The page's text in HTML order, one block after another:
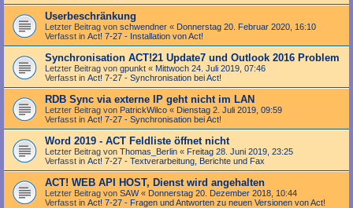
Userbeschränkung
Letzter Beitrag von schwendner « Donnerstag 20. Februar 2020, 16:10
Verfasst in Act! 7-27 - Installation von Act!
Synchronisation ACT!21 Update7 und Outlook 2016 Problem
Letzter Beitrag von gpunkt « Mittwoch 24. Juli 2019, 07:46
Verfasst in Act! 7-27 - Synchronisation bei Act!
RDB Sync via externe IP geht nicht im LAN
Letzter Beitrag von PatrickWilco « Dienstag 2. Juli 2019, 09:59
Verfasst in Act! 7-27 - Synchronisation bei Act!
Word 2019 - ACT Feldliste öffnet nicht
Letzter Beitrag von Thomas_Berlin « Freitag 28. Juni 2019, 23:25
Verfasst in Act! 7-27 - Text­­ver­arbei­tung, Berichte und Fax
ACT! WEB API HOST, Dienst wird angehalten
Letzter Beitrag von SAW« Donnerstag 20. Dezember 2018, 10:44
Verfasst in Act! 7-27 - Fragen und Antworten zu neuen Versionen von Act!